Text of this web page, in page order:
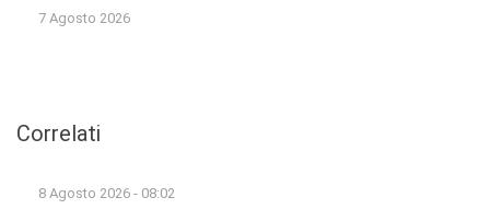
7 Agosto 2026
Correlati
8 Agosto 2026 - 08:02